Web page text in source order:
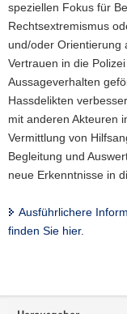
speziellen Fokus für
Rechtsextremismus
und/oder Orientierung
Vertrauen in die
Aussageverhalten
Hassdelikten
mit anderen Akteuren
Vermittlung von
Begleitung und
neue Erkenntnisse in
Ausführlichere
finden Sie hier.
Footer-